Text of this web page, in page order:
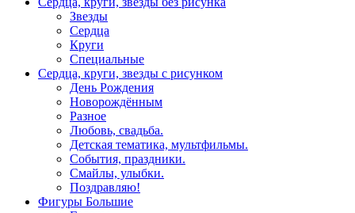
Звезды
Сердца
Круги
Специальные
Сердца, круги, звезды с рисунком
День Рождения
Новорождённым
Разное
Любовь, свадьба.
Детская тематика, мультфильмы.
События, праздники.
Смайлы, улыбки.
Поздравляю!
Фигуры Большие